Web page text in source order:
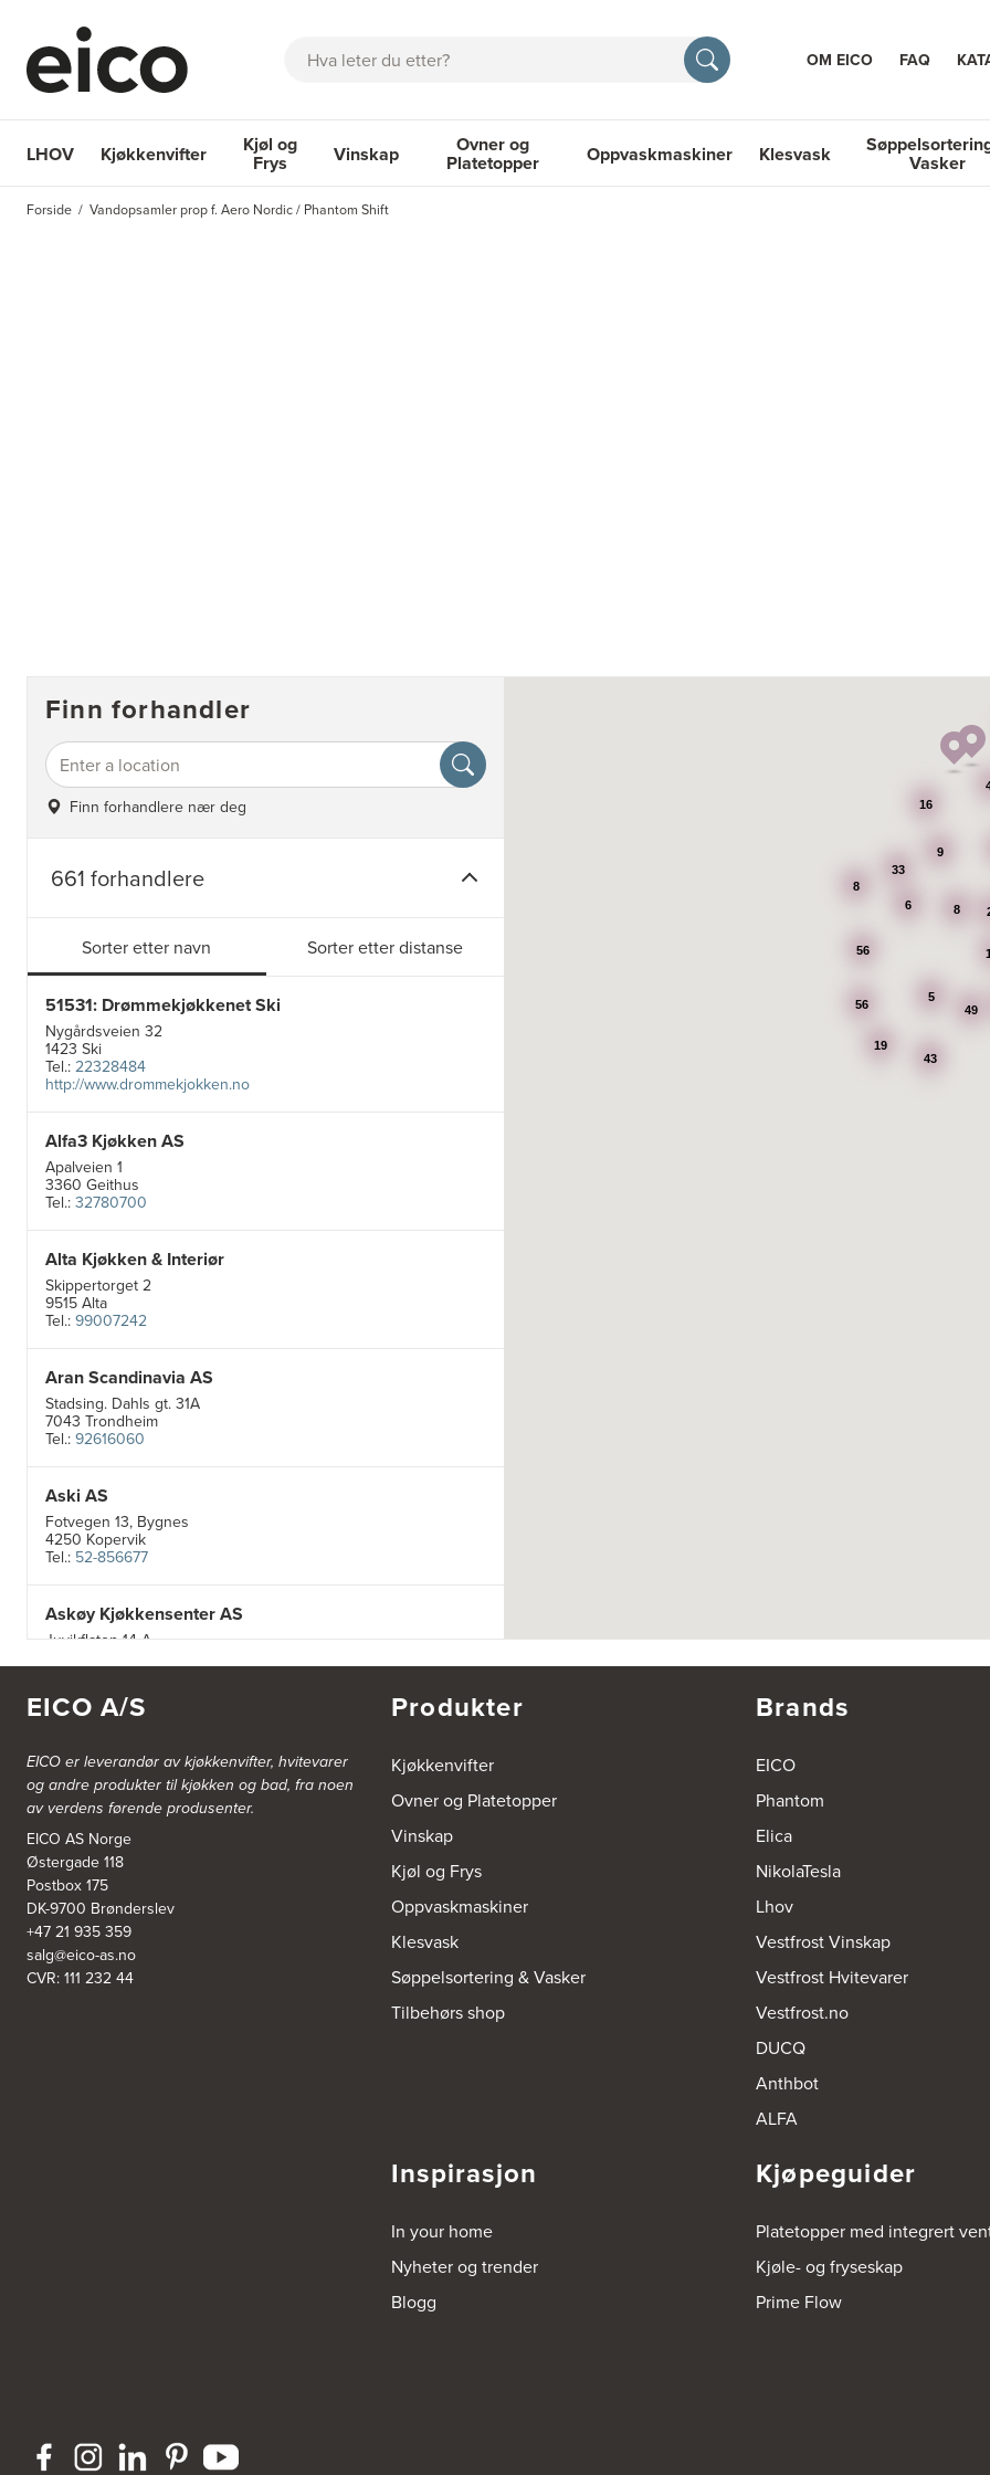
Søk OM EICO FAQ
LHOV Kjøkkenvifter
Kjøkkenvifter
Kjøl og
Frys
Kjøl og Frys
Vinskap
Vinskap
Ovner og
Platetopper Oppvaskmaskiner Klesvask Vasker
Forside Vandopsamler prop f. Aero Nordic / Phantom Shift
Finn forhandler
Finn forhandlere nær deg
661 forhandlere
Sorter etter navn Sorter etter distanse
51531: Drømmekjøkkenet Ski
Nygårdsveien 32
1423 Ski
Tel.:22328484
http://www.drommekjokken.no
Alfa3 Kjøkken AS
Apalveien 1
3360 Geithus
Tel.:32780700
Alta Kjøkken & Interiør
Skippertorget 2
9515 Alta
Tel.:99007242
Aran Scandinavia AS
Stadsing. Dahls gt. 31A
7043 Trondheim
Tel.:92616060
Aski AS
Fotvegen 13, Bygnes
4250 Kopervik
Tel.: 52-856677
Askøy Kjøkkensenter AS
Juvikflaten 14 A
https://jke-design.com/no/butikk/jke-askoey
Aurland Elektriske AS
Odden 10 A
5745 Aurland
Tel.:57-633463
Bekkestua kjøkkenstudio as
Gamle Ringeriksvei 32
1357 Bekkestua
Tel.:99228877
Bergen Kjøkkensenter A/S
49
56
56
33
16
43
6
5
8
19
9
8
EICO A/S
EICO er leverandør av kjøkkenvifter, hvitevarer
og andre produkter til kjøkken og bad, fra noen
av verdens førende produsenter.
EICO AS Norge
Østergade 118
Postbox 175
DK-9700 Brønderslev
+47 21 935 359
salg@eico-as.no
CVR: 111 232 44
Produkter
Kjøkkenvifter
Ovner og Platetopper
Vinskap
Kjøl og Frys
Oppvaskmaskiner
Klesvask
Søppelsortering & Vasker
Tilbehørs shop
Brands
EICO
Phantom
Elica
NikolaTesla
Lhov
Vestfrost Vinskap
Vestfrost Hvitevarer
Vestfrost.no
DUCQ
Anthbot
ALFA
Inspirasjon
In your home
Nyheter og trender
Blogg
Kjøpeguider
Platetopper med integrert
Kjøle- og fryseskap
Prime Flow